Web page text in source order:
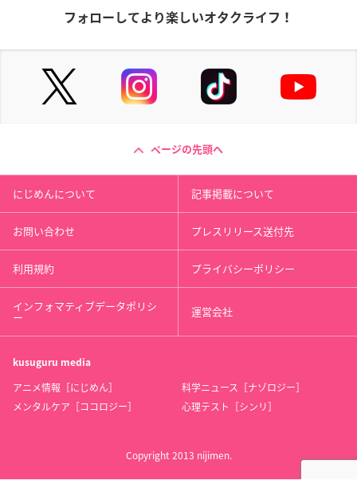
フォローしてより楽しいオタクライフ！
ページの先頭へ
にじめんについて 記事掲載について
お問い合わせ プレスリリース送付先
利用規約 プライバシーポリシー
インフォマティブデータポリシ
ー 運営会社
kusuguru media
アニメ情報［にじめん］
科学ニュース［ナゾロジー］
メンタルケア［ココロジー］
心理テスト［シンリ］
Copyright 2013 nijimen.